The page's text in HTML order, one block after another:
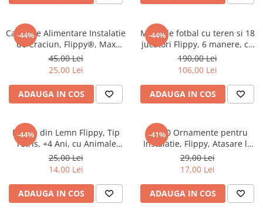
-44%
Cablu de Alimentare Instalatie
de Craciun, Flippy®, Max
5500 LED, cu Flash, 220 V,
IP65, Alb
45,00 Lei
25,00 Lei
ADAUGA IN COS
-44%
Masa de fotbal cu teren si 18
jucatori Flippy, 6 manere, cu
tablou pentru scor, din metal,
lemn si ABS, 51 x 44 x 17.5
cm, cu picioare, pentru
copii/adulti
190,00 Lei
106,00 Lei
ADAUGA IN COS
-44%
Puzzle din Lemn Flippy, Tip
Tetris, +4 Ani, cu Animale
Colorate 3D, 7 Piese,
Multicolor
25,00 Lei
14,00 Lei
ADAUGA IN COS
-41%
Set 10 Ornamente pentru
Instalatie, Flippy, Atasare la
Instalatia de Craciun, Design
Festiv, Protectie Becuri
Instalatie, Rezistente la
Zapada, Interior/ Exterior,
Model Mos Craciun cu Sac
29,00 Lei
17,00 Lei
ADAUGA IN COS